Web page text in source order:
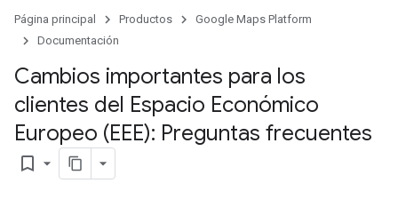
Página principal Productos
Google Maps Platform
Documentación
Cambios importantes para los
clientes del Espacio Económico
Europeo (EEE): Preguntas frecuentes
bookmark_border